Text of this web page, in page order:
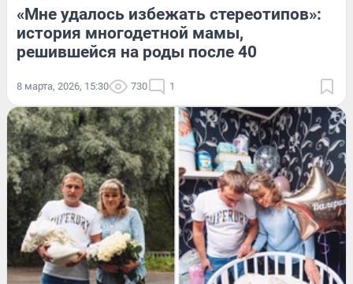
«Мне удалось избежать стереотипов»:
история многодетной мамы,
решившейся на роды после 40
8 марта, 2026, 15:30 730 1